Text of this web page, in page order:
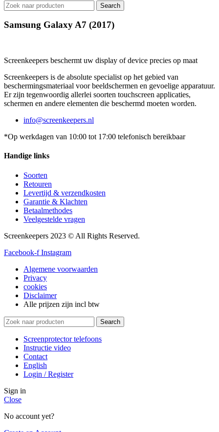
Search
Samsung Galaxy A7 (2017)
Screenkeepers beschermt uw display of device precies op maat
Screenkeepers is de absolute specialist op het gebied van
beschermingsmateriaal voor beeldschermen en gevoelige apparatuur.
Er zijn tegenwoordig allerlei soorten touchscreen applicaties,
schermen en andere elementen die beschermd moeten worden.
info@screenkeepers.nl
*Op werkdagen van 10:00 tot 17:00 telefonisch bereikbaar
Handige links
Soorten
Retouren
Levertijd & verzendkosten
Garantie & Klachten
Betaalmethodes
Veelgestelde vragen
Screenkeepers 2023 © All Rights Reserved.
Facebook-f Instagram
Algemene voorwaarden
Privacy
cookies
Disclaimer
Alle prijzen zijn incl btw
Search
Screenprotector telefoons
Instructie video
Contact
English
Login / Register
Sign in
Close
No account yet?